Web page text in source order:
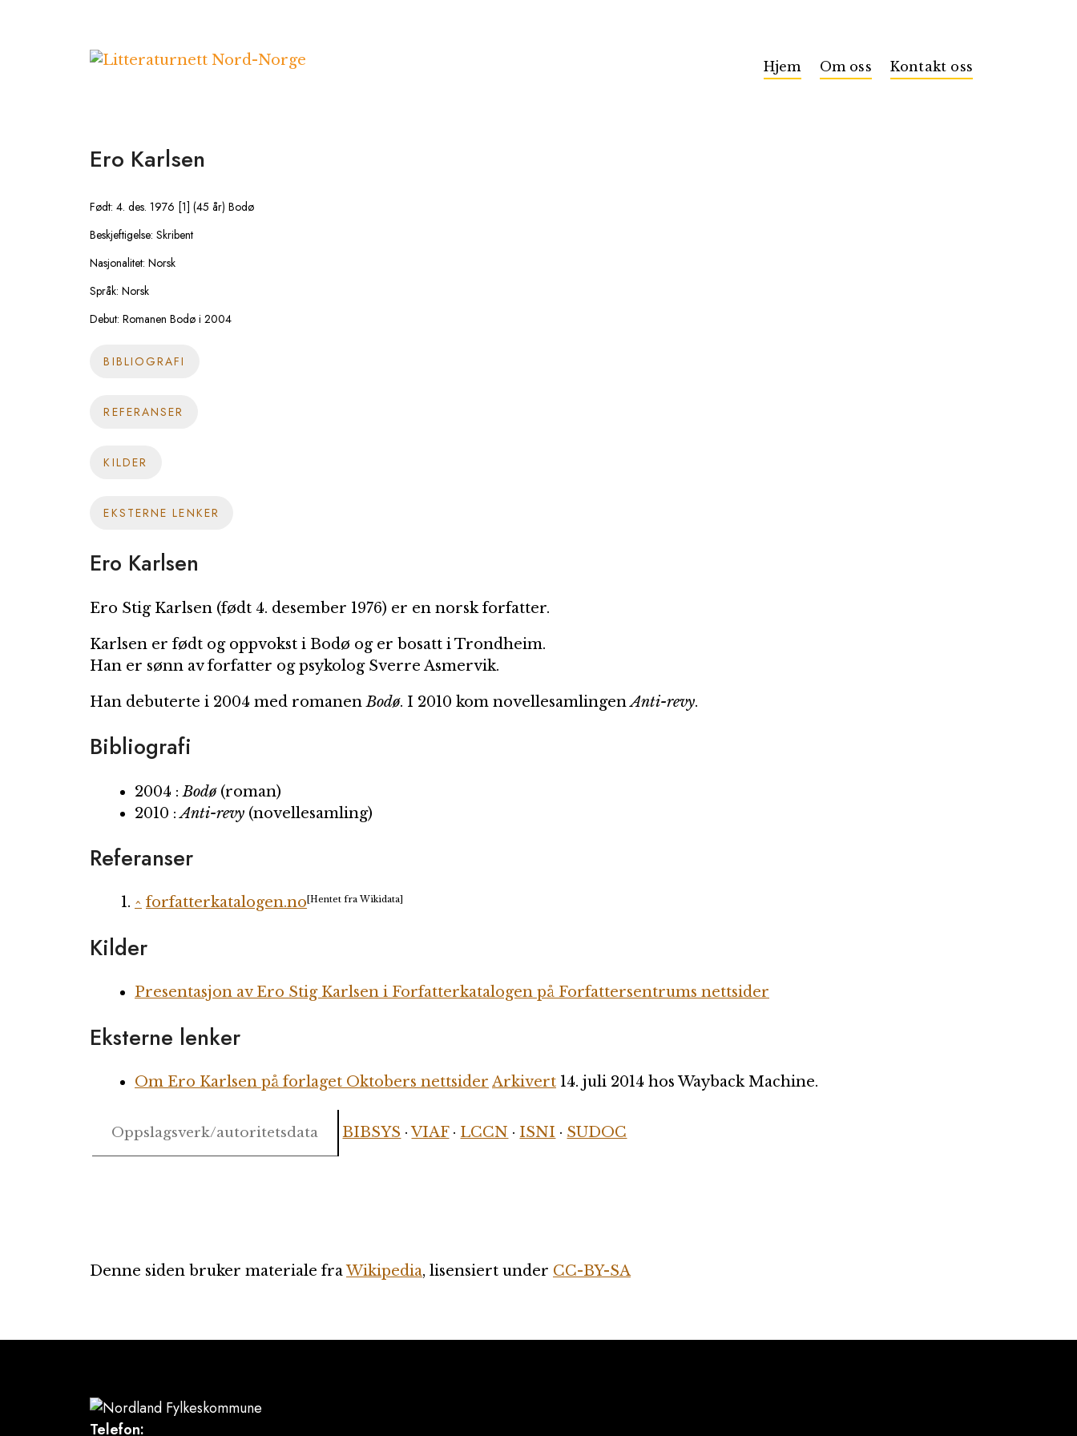
Hjem Om oss Kontakt oss
Ero Karlsen
Født: 4. des. 1976 [1] (45 år) Bodø
Beskjeftigelse: Skribent
Nasjonalitet: Norsk
Språk: Norsk
Debut: Romanen Bodø i 2004
BIBLIOGRAFI
REFERANSER
KILDER
EKSTERNE LENKER
Ero Karlsen
Ero Stig Karlsen(født 4. desember 1976) er en norsk forfatter.
Karlsen er født og oppvokst i Bodø og er bosatt i Trondheim.
Han er sønn av forfatter og psykolog Sverre Asmervik.
Han debuterte i 2004 med romanenBodø. I 2010 kom novellesamlingenAnti-revy.
Bibliografi
2004 :Bodø(roman)
2010 :Anti-revy(novellesamling)
Referanser
^ forfatterkatalogen.no [Hentet fra Wikidata]
Kilder
Presentasjon av Ero Stig Karlsen i Forfatterkatalogen på Forfattersentrums nettsider
Eksterne lenker
Om Ero Karlsen på forlaget Oktobers nettsider Arkivert14. juli 2014 hos Wayback Machine.
Oppslagsverk/autoritetsdata BIBSYS · VIAF · LCCN · ISNI · SUDOC
Denne siden bruker materiale fraWikipedia, lisensiert under CC-BY-SA
Telefon: